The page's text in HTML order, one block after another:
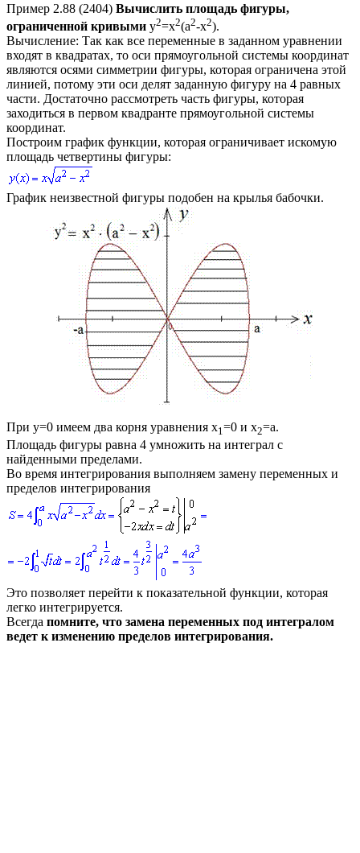
Пример 2.88 (2404) Вычислить площадь фигуры,
ограниченной кривыми y2=x2(a2-x2).
Вычисление: Так как все переменные в заданном уравнении
входят в квадратах, то оси прямоугольной системы координат
являются осями симметрии фигуры, которая ограничена этой
линией, потому эти оси делят заданную фигуру на 4 равных
части. Достаточно рассмотреть часть фигуры, которая
заходиться в первом квадранте прямоугольной системы
координат.
Построим график функции, которая ограничивает искомую
площадь четвертины фигуры:
График неизвестной фигуры подобен на крылья бабочки.
При y=0 имеем два корня уравнения x1=0 и x2=a.
Площадь фигуры равна 4 умножить на интеграл с
найденными пределами.
Во время интегрирования выполняем замену переменных и
пределов интегрирования
Это позволяет перейти к показательной функции, которая
легко интегрируется.
Всегда помните, что замена переменных под интегралом
ведет к изменению пределов интегрирования.